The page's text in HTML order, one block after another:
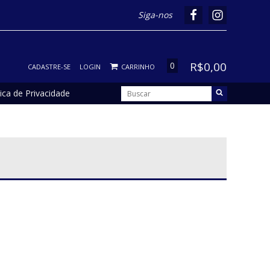
Siga-nos
CADASTRE-SE LOGIN CARRINHO 0 R$0,00
de Privacidade